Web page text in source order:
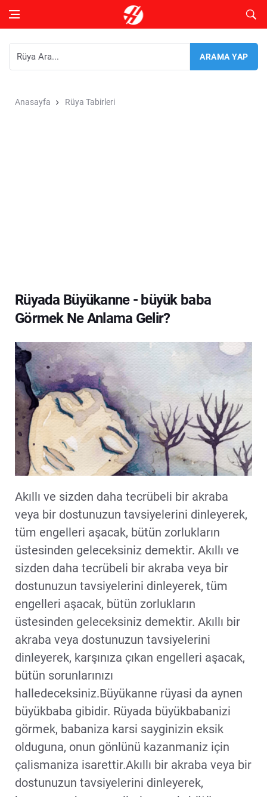
Anasayfa Rüya Tabirleri
Rüyada Büyükanne - büyük baba
Görmek Ne Anlama Gelir?
Akıllı ve sizden daha tecrübeli bir akraba
veya bir dostunuzun tavsiyelerini dinleyerek,
tüm engelleri aşacak, bütün zorlukların
üstesinden geleceksiniz demektir. Akıllı ve
sizden daha tecrübeli bir akraba veya bir
dostunuzun tavsiyelerini dinleyerek, tüm
engelleri aşacak, bütün zorlukların
üstesinden geleceksiniz demektir. Akıllı bir
akraba veya dostunuzun tavsiyelerini
dinleyerek, karşınıza çıkan engelleri aşacak,
bütün sorunlarınızı
halledeceksiniz.Büyükanne rüyasi da aynen
büyükbaba gibidir. Rüyada büyükbabanizi
görmek, babaniza karsi sayginizin eksik
olduguna, onun gönlünü kazanmaniz için
çalismaniza isarettir.Akıllı bir akraba veya bir
dostunuzun tavsiyelerini dinleyerek,